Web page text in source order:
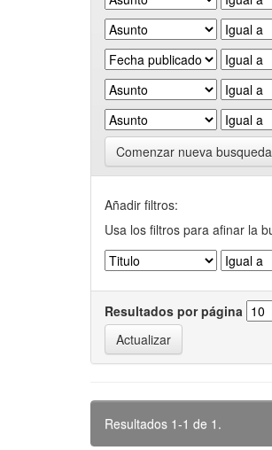
Comenzar nueva busqueda
Añadir filtros:
Usa los filtros para afinar la
Resultados por página
Resultados 1-1 de 1.